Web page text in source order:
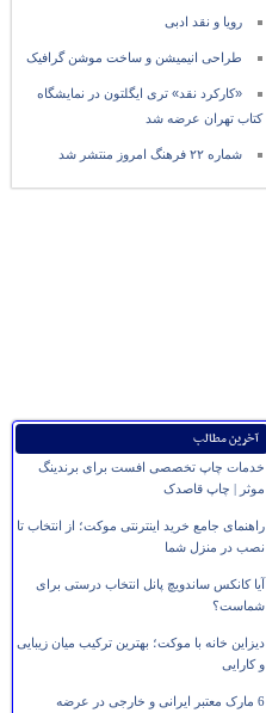
رویا و نقد ادبی
طراحی انیمیشن و ساخت موشن گرافیک
«کارکرد نقد» تری ایگلتون در نمایشگاه
کتاب تهران عرضه شد
شماره ۲۲ فرهنگ امروز منتشر شد
آخرین مطالب
خدمات چاپ تخصصی افست برای برندینگ
موثر | چاپ قاصدک
راهنمای جامع خرید اینترنتی موکت؛ از انتخاب تا
نصب در منزل شما
آیا کانکس ساندویچ پانل انتخاب درستی برای
شماست؟
دیزاین خانه با موکت؛ بهترین ترکیب میان زیبایی
و کارایی
6 مارک معتبر ایرانی و خارجی در عرضه